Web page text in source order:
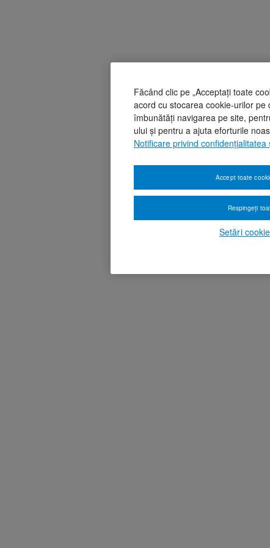
Făcând clic pe „Acceptați toate
acord cu stocarea cookie-urilor pe
îmbunătăți navigarea pe site,
ului și pentru a ajuta eforturile
Notificare privind
Setări
Respingeți
Accept toate